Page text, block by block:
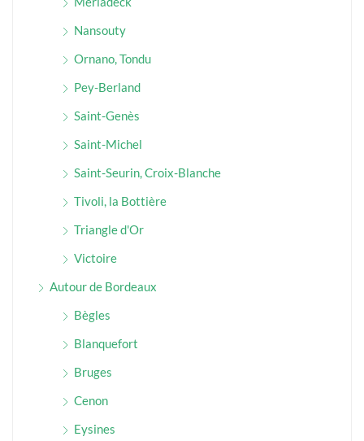
Nansouty
Ornano, Tondu
Pey-Berland
Saint-Genès
Saint-Michel
Saint-Seurin, Croix-Blanche
Tivoli, la Bottière
Triangle d'Or
Victoire
Autour de Bordeaux
Bègles
Blanquefort
Bruges
Cenon
Eysines